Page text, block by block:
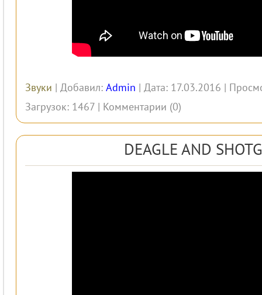
Звуки | Добавил: Admin | Дата: 17.03.2016 |
Загрузок: 1467 | Комментарии (0)
DEAGLE AND